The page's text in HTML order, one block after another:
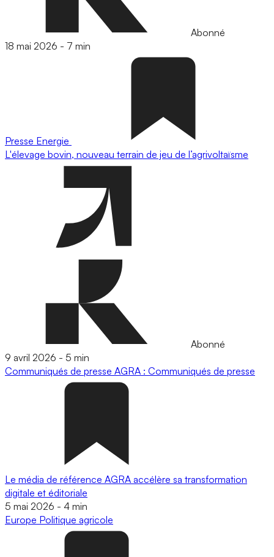
Abonné
18 mai 2026 - 7 min
Presse Energie
L'élevage bovin, nouveau terrain de jeu de l’agrivoltaïsme
Abonné
9 avril 2026 - 5 min
Communiqués de presse AGRA : Communiqués de presse
Le média de référence AGRA accélère sa transformation
digitale et éditoriale
5 mai 2026 - 4 min
Europe Politique agricole